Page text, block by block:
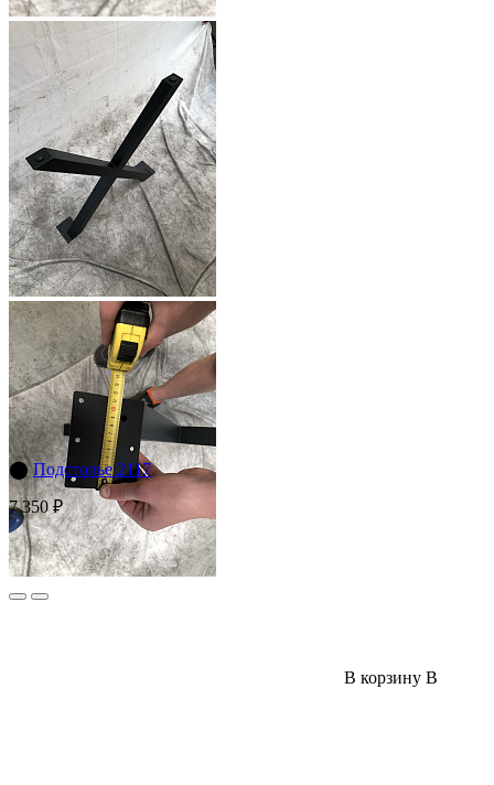
⬤ Подстолье 2117
7 350 ₽
В корзину В